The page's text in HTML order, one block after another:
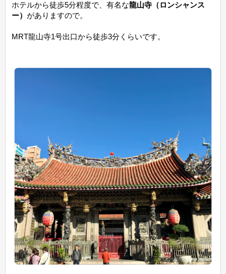
ホテルから徒歩5分程度で、有名な龍山寺（ロンシャンス
ー） がありますので。
MRT龍山寺1号出口から徒歩3分くらいです。